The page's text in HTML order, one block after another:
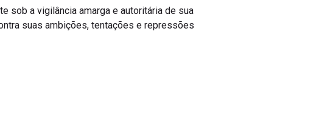
sob a vigilância amarga e autoritária de sua
suas ambições, tentações e repressões